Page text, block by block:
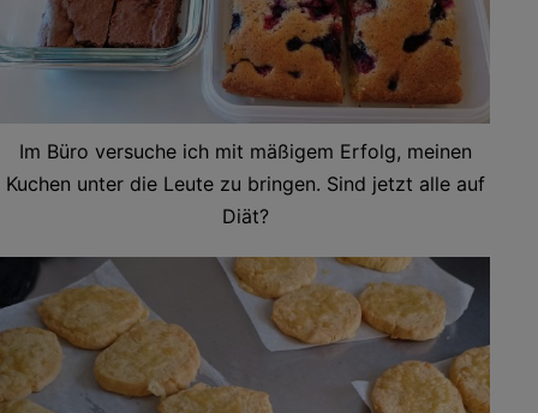
Im Büro versuche ich mit mäßigem Erfolg, meinen
Kuchen unter die Leute zu bringen. Sind jetzt alle auf
Diät?